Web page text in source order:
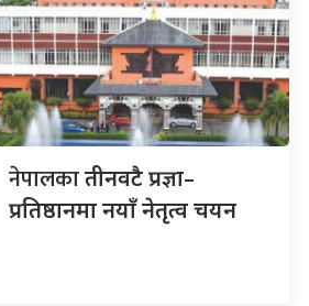
नेपालकातीनवटै प्रज्ञा–
प्रतिष्ठानमा नयाँ नेतृत्व चयन